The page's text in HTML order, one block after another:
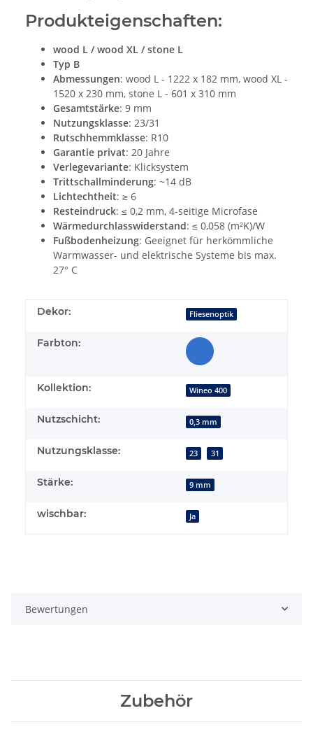
Produkteigenschaften:
wood L / wood XL / stone L
Typ B
Abmessungen: wood L - 1222 x 182 mm, wood XL -
1520 x 230 mm, stone L - 601 x 310 mm
Gesamtstärke: 9 mm
Nutzungsklasse: 23/31
Rutschhemmklasse: R10
Garantie privat: 20 Jahre
Verlegevariante: Klicksystem
Trittschallminderung: ~14 dB
Lichtechtheit: ≥ 6
Resteindruck: ≤ 0,2 mm, 4-seitige Microfase
Wärmedurchlasswiderstand: ≤ 0,058 (m²K)/W
Fußbodenheizung: Geeignet für herkömmliche
Warmwasser- und elektrische Systeme bis max.
27° C
Dekor: Fliesenoptik
Farbton:
Kollektion: Wineo 400
Nutzschicht: 0,3 mm
Nutzungsklasse: 23 31
Stärke: 9 mm
wischbar: Ja
Bewertungen
Zubehör